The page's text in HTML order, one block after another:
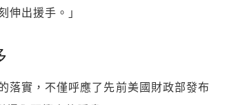
伸出援手。」
落實，不僅呼應了先前美國財政部發布